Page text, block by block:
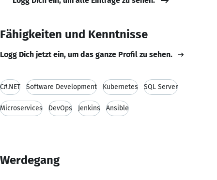
Fähigkeiten und Kenntnisse
Logg Dich jetzt ein, um das ganze Profil zu sehen.
C#.NET Software Development Kubernetes SQL Server
Microservices DevOps Jenkins Ansible
Werdegang